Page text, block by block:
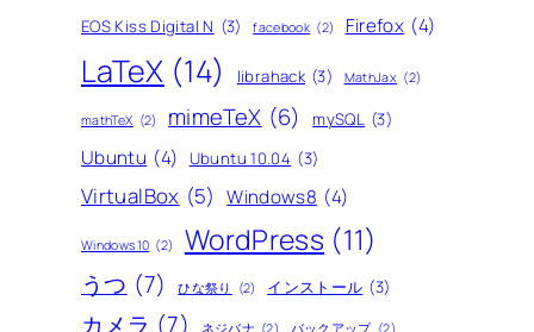
EOS Kiss Digital N (3) facebook (2) Firefox (4)
LaTeX (14) librahack (3) MathJax (2)
mathTeX (2) mimeTeX (6) mySQL (3)
Ubuntu (4) Ubuntu 10.04 (3)
VirtualBox (5) Windows8 (4)
Windows10 (2) WordPress (11)
うつ (7) ひな祭り (2) インストール (3)
カメラ (7)